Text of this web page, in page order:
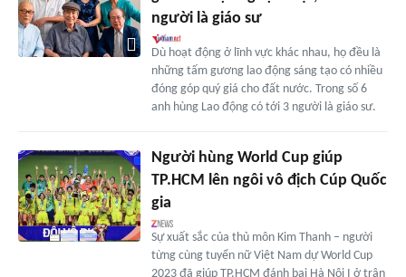
người là giáo sư
Dù hoạt động ở lĩnh vực khác nhau, họ đều là
những tấm gương lao động sáng tạo có nhiều
đóng góp quý giá cho đất nước. Trong số 6
anh hùng Lao động có tới 3 người là giáo sư.
Người hùng World Cup giúp
TP.HCM lên ngôi vô địch Cúp Quốc
gia
Sự xuất sắc của thủ môn Kim Thanh – người
từng cùng tuyển nữ Việt Nam dự World Cup
2023 đã giúp TP.HCM đánh bại Hà Nội I ở trận